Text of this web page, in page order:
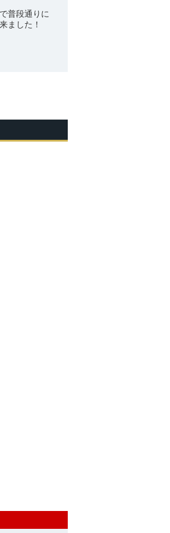
普段通りに
ました！